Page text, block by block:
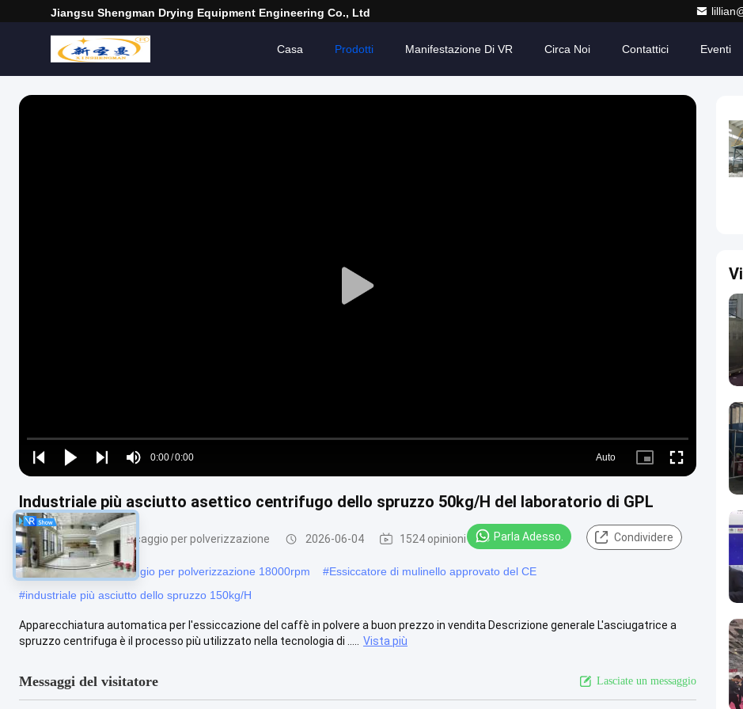
Jiangsu Shengman Drying Equipment Engineering Co., Ltd
Casa Prodotti Manifestazione Di VR Circa Noi Contattici Eventi
Play
Play
Play
Play
Mute
Time
0:00/0:00
Loaded:
0%
Auto
Picture- Fullscreen
Industriale più asciutto asettico centrifugo dello spruzzo 50kg/H del laboratorio di GPL
Macchina dell'essiccaggio per polverizzazione 2026-06-04 1524 opinioni Parla Adesso. Condividere
#macchina dell'essiccaggio per polverizzazione 18000rpm #Essiccatore di mulinello approvato del CE
#industriale più asciutto dello spruzzo 150kg/H
Apparecchiatura automatica per l'essiccazione del caffè in polvere a buon prezzo in vendita Descrizione generale L'asciugatrice a
spruzzo centrifuga è il processo più utilizzato nella tecnologia di .....
Vista più
Messaggi del visitatore Lasciate un messaggio